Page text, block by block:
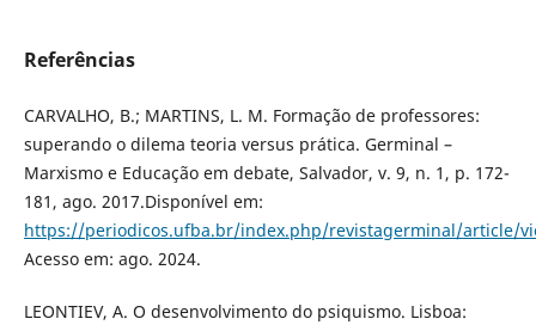
Referências
CARVALHO, B.; MARTINS, L. M. Formação de professores:
superando o dilema teoria versus prática. Germinal –
Marxismo e Educação em debate, Salvador, v. 9, n. 1, p. 172-
181, ago. 2017.Disponível em:
https://periodicos.ufba.br/index.php/revistagerminal/article/
Acesso em: ago. 2024.
LEONTIEV, A. O desenvolvimento do psiquismo. Lisboa: